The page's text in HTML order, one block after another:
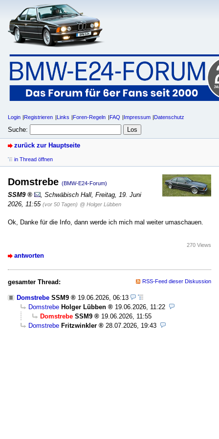
Login Registrieren Links Foren-Regeln FAQ Impressum Datenschutz
Suche:
zurück zur Hauptseite
in Thread öffnen
Domstrebe (BMW-E24-Forum)
SSM9 Schwäbisch Hall Freitag, 19. Juni
2026, 11:55 (vor 50 Tagen) @ Holger Lübben
Ok, Danke für die Info, dann werde ich mich mal weiter umaschauen.
antworten
270 Views
gesamter Thread: RSS-Feed dieser Diskussion
Domstrebe SSM9
19.06.2026, 06:13
Domstrebe Holger Lübben
19.06.2026, 11:22
Domstrebe SSM9
19.06.2026, 11:55
Domstrebe Fritzwinkler 28.07.2026, 19:43